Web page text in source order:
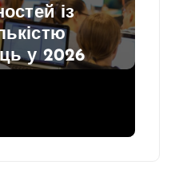
про
води